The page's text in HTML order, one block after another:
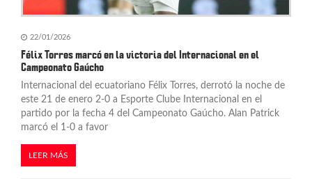
r
a
d
a
s
22/01/2026
Félix Torres marcó en la victoria del Internacional en el
Campeonato Gaúcho
Internacional del ecuatoriano Félix Torres, derrotó la noche de
este 21 de enero 2-0 a Esporte Clube Internacional en el
partido por la fecha 4 del Campeonato Gaúcho. Alan Patrick
marcó el 1-0 a favor
LEER MÁS